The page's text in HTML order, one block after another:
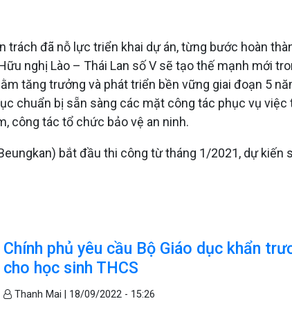
trách đã nỗ lực triển khai dự án, từng bước hoàn
nghị Lào – Thái Lan số V sẽ tạo thế mạnh mới
tăng trưởng và phát triển bền vững giai đoạn 5
chuẩn bị sẵn sàng các mặt công tác phục vụ
công tác tổ chức bảo vệ an ninh.
bắt đầu thi công từ tháng 1/2021, dự kiến
Chính phủ yêu cầu Bộ Giáo dục khẩn
cho học sinh THCS
Thanh Mai | 18/09/2022 - 15:26